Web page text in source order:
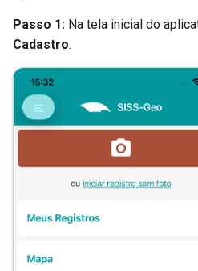
Características do local
(Obrigatório)
Impactos observados
Campos complementares
Corpos de água
Agricultura
Passo 1: Na tela inicial do
Cadastro.